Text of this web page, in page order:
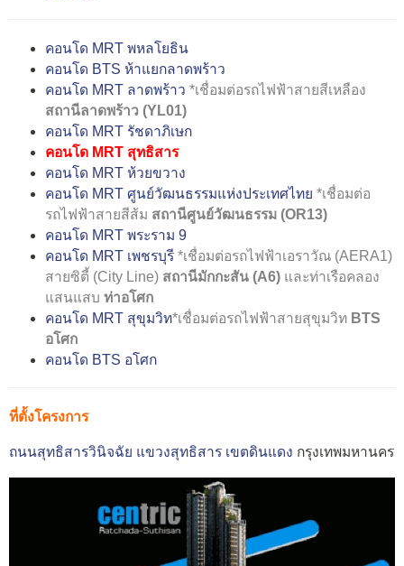
คอนโด MRT พหลโยธิน
คอนโด BTS ห้าแยกลาดพร้าว
คอนโด MRT ลาดพร้าว *เชื่อมต่อรถไฟฟ้าสายสีเหลือง
สถานีลาดพร้าว (YL01)
คอนโด MRT รัชดาภิเษก
คอนโด MRT สุทธิสาร
คอนโด MRT ห้วยขวาง
คอนโด MRT ศูนย์วัฒนธรรมแห่งประเทศไทย *เชื่อมต่อ
รถไฟฟ้าสายสีส้ม สถานีศูนย์วัฒนธรรม (OR13)
คอนโด MRT พระราม 9
คอนโด MRT เพชรบุรี *เชื่อมต่อรถไฟฟ้าเอราวัณ (AERA1)
สายซิตี้ (City Line) สถานีมักกะสัน (A6) และท่าเรือคลอง
แสนแสบ ท่าอโศก
คอนโด MRT สุขุมวิท*เชื่อมต่อรถไฟฟ้าสายสุขุมวิท BTS
อโศก
คอนโด BTS อโศก
ที่ตั้งโครงการ
ถนนสุทธิสารวินิจฉัย แขวงสุทธิสาร เขตดินแดง กรุงเทพมหานคร